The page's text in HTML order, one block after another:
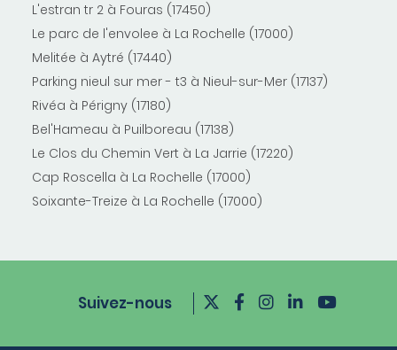
L'estran tr 2 à Fouras (17450)
Le parc de l'envolee à La Rochelle (17000)
Melitée à Aytré (17440)
Parking nieul sur mer - t3 à Nieul-sur-Mer (17137)
Rivéa à Périgny (17180)
Bel'Hameau à Puilboreau (17138)
Le Clos du Chemin Vert à La Jarrie (17220)
Cap Roscella à La Rochelle (17000)
Soixante-Treize à La Rochelle (17000)
Suivez-nous